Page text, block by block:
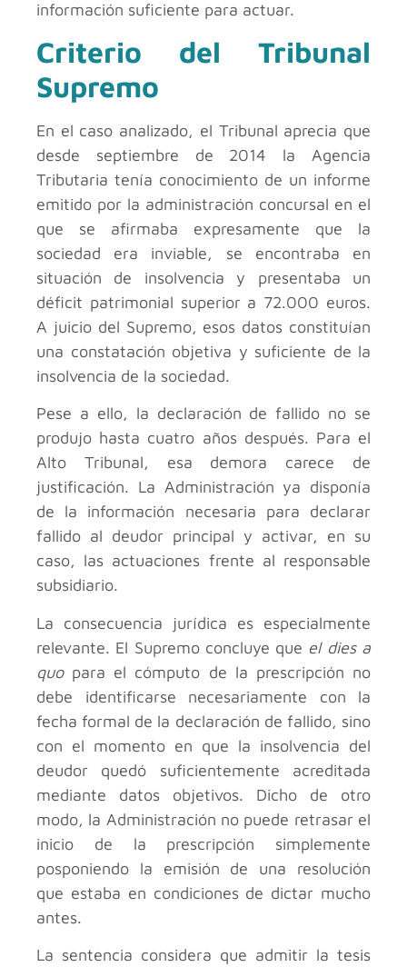
información suficiente para actuar.
Criterio del Tribunal
Supremo
En el caso analizado, el Tribunal aprecia que
desde septiembre de 2014 la Agencia
Tributaria tenía conocimiento de un informe
emitido por la administración concursal en el
que se afirmaba expresamente que la
sociedad era inviable, se encontraba en
situación de insolvencia y presentaba un
déficit patrimonial superior a 72.000 euros.
A juicio del Supremo, esos datos constituían
una constatación objetiva y suficiente de la
insolvencia de la sociedad.
Pese a ello, la declaración de fallido no se
produjo hasta cuatro años después. Para el
Alto Tribunal, esa demora carece de
justificación. La Administración ya disponía
de la información necesaria para declarar
fallido al deudor principal y activar, en su
caso, las actuaciones frente al responsable
subsidiario.
La consecuencia jurídica es especialmente
relevante. El Supremo concluye que el dies a
quopara el cómputo de la prescripción no
debe identificarse necesariamente con la
fecha formal de la declaración de fallido, sino
con el momento en que la insolvencia del
deudor quedó suficientemente acreditada
mediante datos objetivos. Dicho de otro
modo, la Administración no puede retrasar el
inicio de la prescripción simplemente
posponiendo la emisión de una resolución
que estaba en condiciones de dictar mucho
antes.
La sentencia considera que admitir la tesis